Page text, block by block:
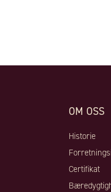
OM OSS
Historie
Certifikat